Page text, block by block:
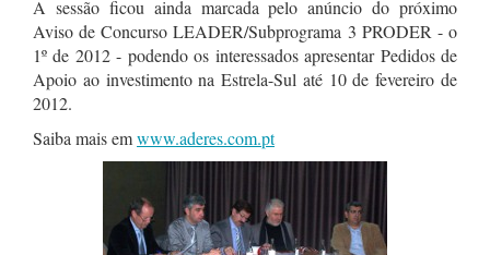
A sessão ficou ainda marcada pelo anúncio do próximo
Aviso de Concurso LEADER/Subprograma 3 PRODER - o
1º de 2012 - podendo os interessados apresentar Pedidos de
Apoio ao investimento na Estrela-Sul até 10 de fevereiro de
2012.
Saiba mais emwww.aderes.com.pt